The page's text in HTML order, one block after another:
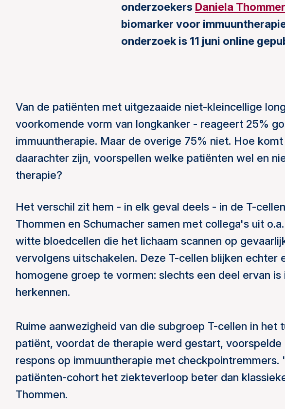
onderzoekers Daniela
biomarker voor
onderzoek is 11 juni online
Van de patiënten met uitgezaaide niet-kleincellige
voorkomende vorm van longkanker - reageert 25%
immuuntherapie. Maar de overige 75% niet. Hoe
daarachter zijn, voorspellen welke patiënten wel en
therapie?
Het verschil zit hem - in elk geval deels - in de T-
Thommen en Schumacher samen met collega's uit
witte bloedcellen die het lichaam scannen op
vervolgens uitschakelen. Deze T-cellen blijken echter
homogene groep te vormen: slechts een deel ervan
herkennen.
Ruime aanwezigheid van die subgroep T-cellen in het
patiënt, voordat de therapie werd gestart, voorspelde
respons op immuuntherapie met checkpointremmers.
patiënten-cohort het ziekteverloop beter dan
Thommen.